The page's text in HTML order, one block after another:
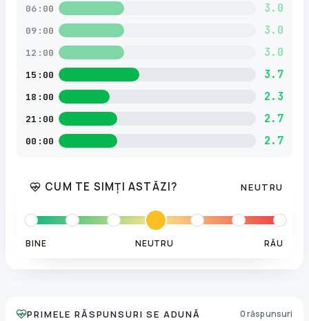
06:00 3.0
09:00 3.0
12:00 3.0
15:00 3.7
18:00 2.3
21:00 2.7
00:00 2.7
CUM TE SIMȚI ASTĂZI? NEUTRU
BINE NEUTRU RĂU
PRIMELE RĂSPUNSURI SE ADUNĂ 0 răspunsuri